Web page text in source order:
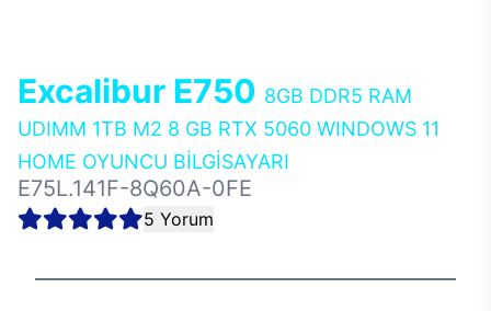
Excalibur E750 8GB DDR5 RAM
UDIMM 1TB M2 8 GB RTX 5060 WINDOWS 11
HOME OYUNCU BİLGİSAYARI
E75L.141F-8Q60A-0FE
5 Yorum